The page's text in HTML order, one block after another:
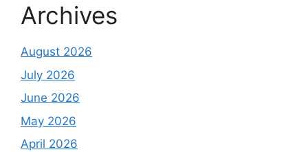
Archives
August 2026
July 2026
June 2026
May 2026
April 2026